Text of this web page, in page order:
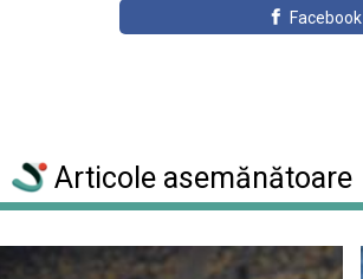
Facebook
Articole asemănătoare